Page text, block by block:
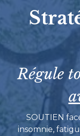
Régule
SOUTIEN
insomnie,